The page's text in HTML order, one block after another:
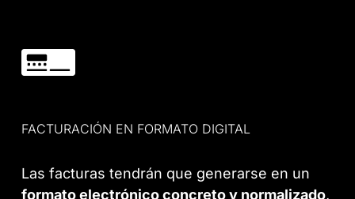
FACTURACIÓN EN FORMATO DIGITAL
Las facturas tendrán que generarse en un
formato electrónico concreto y normalizado,